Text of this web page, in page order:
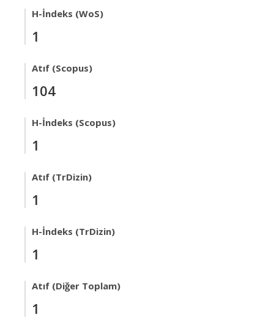
H-İndeks (WoS)
1
Atıf (Scopus)
104
H-İndeks (Scopus)
1
Atıf (TrDizin)
1
H-İndeks (TrDizin)
1
Atıf (Diğer Toplam)
1